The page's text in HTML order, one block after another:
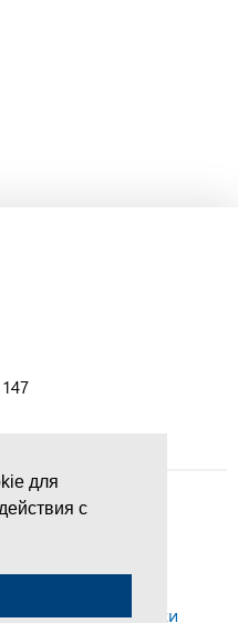
для
с
защищены
данных
и условия обработки